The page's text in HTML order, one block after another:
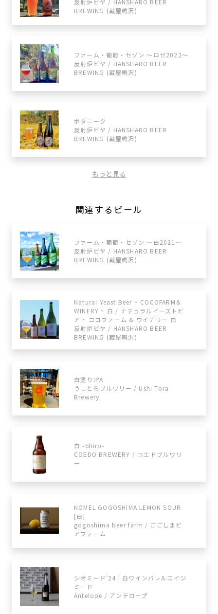
反射炉ビヤ / HANSHARO BEER
BREWING (蔵屋鳴沢)
ファーム・葡萄・セゾン ～ロゼ2022～
反射炉ビヤ / HANSHARO BEER
BREWING (蔵屋鳴沢)
ボタニーク
反射炉ビヤ / HANSHARO BEER
BREWING (蔵屋鳴沢)
もっと見る
関連するビール
ファーム・葡萄・セゾン ～白2021～
反射炉ビヤ / HANSHARO BEER
BREWING (蔵屋鳴沢)
Natural Yeast Beer ~ COCOFARM＆
WINERY ~ 白 / ナチュラルイーストビ
ア ~ ココファーム & ワイナリー 白
反射炉ビヤ / HANSHARO BEER
BREWING (蔵屋鳴沢)
白塗りIPA
うしとらブルワリー / Ushi Tora
Brewery
白 -Shiro-
COEDO BREWERY / コエドブルワリ
ー
NOMEL GOGOSHIMA LEMON SOUR
[白]
gogoshima beer farm / ごごしまビ
アファーム
シオミード'24 | 白ワインバレルエイジ
ミード
Antelope / アンテロープ